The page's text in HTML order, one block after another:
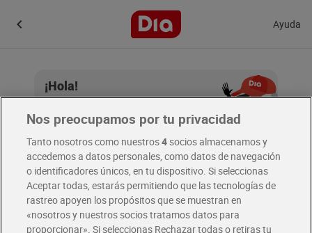
Ayuda
¡Hola!
Introduce tu email.
Email
Continuar
Nos preocupamos por tu privacidad
Tanto nosotros como nuestros4socios almacenamos y
accedemos a datos personales, como datos de navegación
o identificadores únicos, en tu dispositivo. Si seleccionas
Aceptar todas, estarás permitiendo que las tecnologías de
rastreo apoyen los propósitos que se muestran en
«nosotros y nuestros socios tratamos datos para
proporcionar». Si seleccionas Rechazar todas o retiras tu